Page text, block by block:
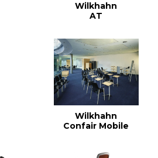
Wilkhahn
AT
Wilkhahn
Confair Mobile